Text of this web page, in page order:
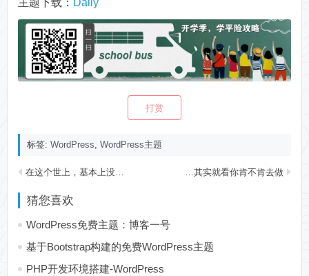
打赏
标签:WordPress,WordPress主题
在这个世上，基本上没有捷径可以走，你唯一的捷径，就是比别人努力 生存没有绝境，其实就看你肯不肯去做。
猜您喜欢
WordPress免费主题：博客一号
基于Bootstrap构建的免费WordPress主题
PHP开发环境搭建-WordPress